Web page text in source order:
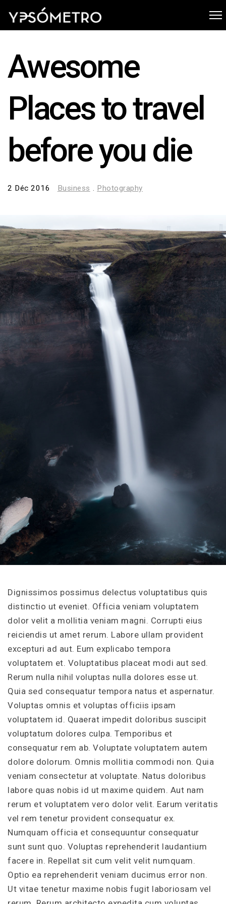
Awesome
Places to travel
before you die
2 Déc 2016 Business . Photography
Dignissimos possimus delectus voluptatibus quis
distinctio ut eveniet. Officia veniam voluptatem
dolor velit a mollitia veniam magni. Corrupti eius
reiciendis ut amet rerum. Labore ullam provident
excepturi ad aut. Eum explicabo tempora
voluptatem et. Voluptatibus placeat modi aut sed.
Rerum nulla nihil voluptas nulla dolores esse ut.
Quia sed consequatur tempora natus et aspernatur.
Voluptas omnis et voluptas officiis ipsam
voluptatem id. Quaerat impedit doloribus suscipit
voluptatum dolores culpa. Temporibus et
consequatur rem ab. Voluptate voluptatem autem
dolore dolorum. Omnis mollitia commodi non. Quia
veniam consectetur at voluptate. Natus doloribus
labore quas nobis id ut maxime quidem. Aut nam
rerum et voluptatem vero dolor velit. Earum veritatis
vel rem tenetur provident consequatur ex.
Numquam officia et consequuntur consequatur
sunt sunt quo. Voluptas reprehenderit laudantium
facere in. Repellat sit cum velit velit numquam.
Optio ea reprehenderit veniam ducimus error non.
Ut vitae tenetur maxime nobis fugit laboriosam vel